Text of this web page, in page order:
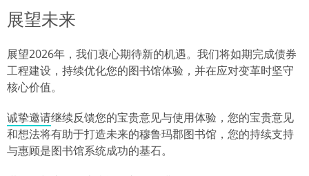
展望未来
展望2026年，我们衷心期待新的机遇。我们将如期完成债券
工程建设，持续优化您的图书馆体验，并在应对变革时坚守
核心价值。
诚挚邀请继续反馈您的宝贵意见与使用体验，您的宝贵意见
和想法将有助于打造未来的穆鲁玛郡图书馆，您的持续支持
与惠顾是图书馆系统成功的基石。